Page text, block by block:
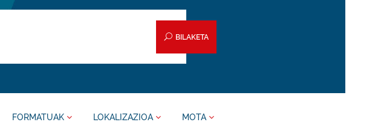
BILAKETA
FORMATUAK LOKALIZAZIOA MOTA